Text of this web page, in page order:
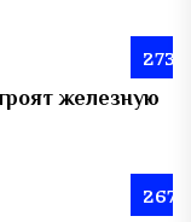
273
железную
267